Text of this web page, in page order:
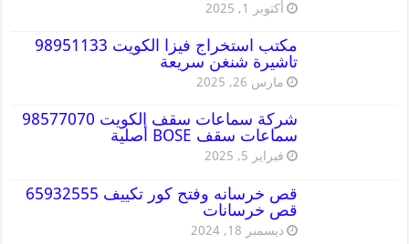
أكتوبر 1, 2025
مكتب استخراج فيزا الكويت 98951133
تاشيرة شنغن سريعة
مارس 26, 2025
شركة سماعات سقف الكويت 98577070
سماعات سقف BOSE أصلية
فبراير 5, 2025
قص خرسانه وفتح كور تكييف 65932555
قص خرسانات
ديسمبر 18, 2024